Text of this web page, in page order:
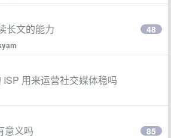
长文的能力 48
用来运营社交媒体稳吗
意义吗 85